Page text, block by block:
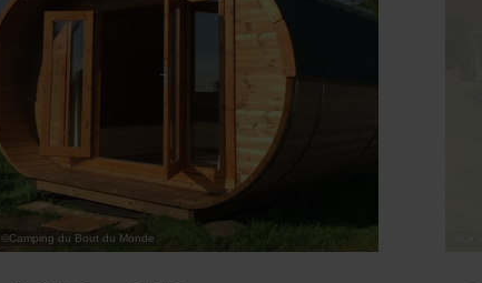
©Camping du Bout du Monde